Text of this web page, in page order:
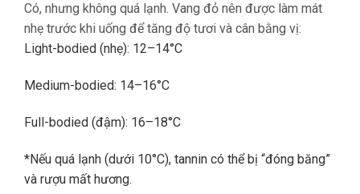
Có, nhưng không quá lạnh. Vang đỏ nên được làm mát
nhẹ trước khi uống để tăng độ tươi và cân bằng vị:
Light-bodied (nhẹ): 12–14°C
Medium-bodied: 14–16°C
Full-bodied (đậm): 16–18°C
*Nếu quá lạnh (dưới 10°C), tannin có thể bị “đóng băng”
và rượu mất hương.